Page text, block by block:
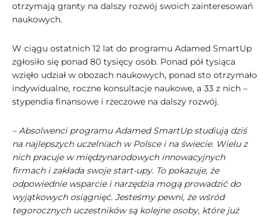
otrzymają granty na dalszy rozwój swoich zainteresowań
naukowych.
W ciągu ostatnich 12 lat do programu Adamed SmartUp
zgłosiło się ponad 80 tysięcy osób. Ponad pół tysiąca
wzięło udział w obozach naukowych, ponad sto otrzymało
indywidualne, roczne konsultacje naukowe, a 33 z nich –
stypendia finansowe i rzeczowe na dalszy rozwój.
– Absolwenci programu Adamed SmartUp studiują dziś
na najlepszych uczelniach w Polsce i na świecie. Wielu z
nich pracuje w międzynarodowych innowacyjnych
firmach i zakłada swoje start-upy. To pokazuje, że
odpowiednie wsparcie i narzędzia mogą prowadzić do
wyjątkowych osiągnięć. Jesteśmy pewni, że wśród
tegorocznych uczestników są kolejne osoby, które już